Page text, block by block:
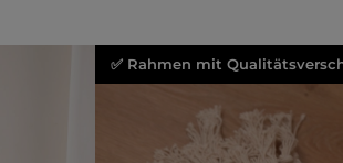
✅ Rahmen mit